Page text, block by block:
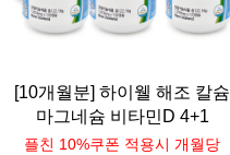
[10개월분] 하이웰 해조 칼슘
마그네슘 비타민D 4+1
플친 10%쿠폰 적용시 개월당